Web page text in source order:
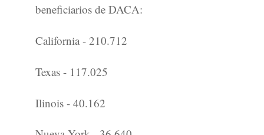
beneficiarios de DACA:
California - 210.712
Texas - 117.025
Ilinois - 40.162